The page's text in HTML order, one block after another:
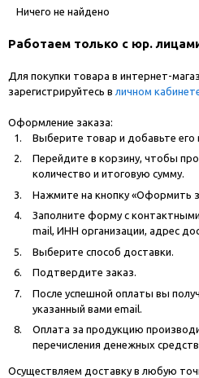
Ничего не найдено
Работаем только с юр.
Для покупки товара в интернет-
зарегистрируйтесь в личном
Оформление заказа:
Выберите товар и добавьте его
Перейдите в корзину, чтобы
количество и итоговую сумму.
Нажмите на кнопку «Оформить
Заполните форму с
mail, ИНН организации, адрес
Выберите способ доставки.
Подтвердите заказ.
После успешной оплаты вы
указанный вами email.
Оплата за продукцию
перечисления денежных
Осуществляем доставку в любую